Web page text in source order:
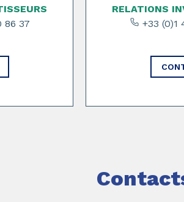
86 37
RELATIONS
+33 (0)1